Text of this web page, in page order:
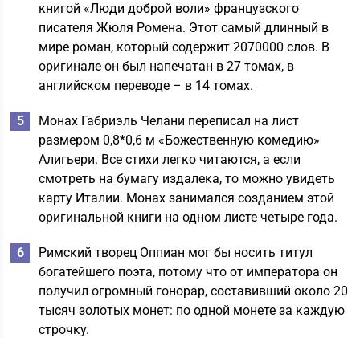
книгой «Люди доброй воли» французского
писателя Жюля Ромена. Этот самый длинный в
мире роман, который содержит 2070000 слов. В
оригинале он был напечатан в 27 томах, в
английском переводе – в 14 томах.
Монах Габриэль Челани переписал на лист
размером 0,8*0,6 м «Божественную комедию»
Алигьери. Все стихи легко читаются, а если
смотреть на бумагу издалека, то можно увидеть
карту Италии. Монах занимался созданием этой
оригинальной книги на одном листе четыре года.
Римский творец Оппиан мог бы носить титул
богатейшего поэта, потому что от императора он
получил огромный гонорар, составивший около 20
тысяч золотых монет: по одной монете за каждую
строчку.